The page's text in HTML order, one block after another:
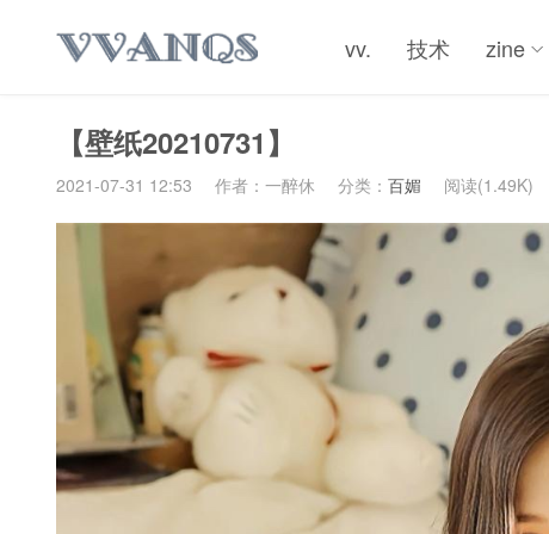
vv. 技术 zine
【壁纸20210731】
2021-07-31 12:53 作者：一醉休 分类： 百媚 阅读(1.49K)